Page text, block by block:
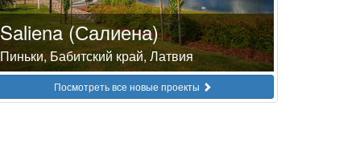
Saliena (Салиена)
Пиньки, Бабитский край, Латвия
Посмотреть все новые проекты